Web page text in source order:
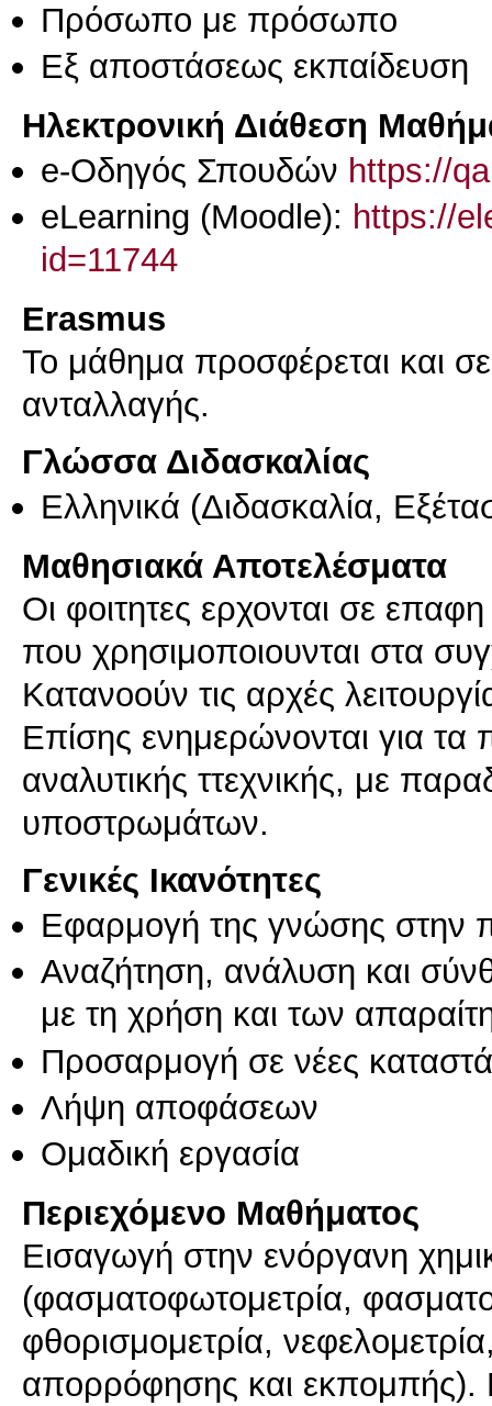
Πρόσωπο με πρόσωπο
Eξ απoστάσεως εκπαίδευση
Ηλεκτρονική Διάθεση
e-Οδηγός Σπουδών https://
eLearning (Moodle): https://
id=11744
Erasmus
Το μάθημα προσφέρεται και
ανταλλαγής.
Γλώσσα Διδασκαλίας
Ελληνικά (Διδασκαλία,
Μαθησιακά Αποτελέσματα
Οι φοιτητες ερχονται σε επαφη
που χρησιμοποιουνται στα
Κατανοούν τις αρχές
Επίσης ενημερώνονται για τα
αναλυτικής ττεχνικής, με
υποστρωμάτων.
Γενικές Ικανότητες
Εφαρμογή της γνώσης στην
Αναζήτηση, ανάλυση και
με τη χρήση και των
Προσαρμογή σε νέες
Λήψη αποφάσεων
Ομαδική εργασία
Περιεχόμενο Μαθήματος
Εισαγωγή στην ενόργανη
(φασματοφωτομετρία,
φθορισμομετρία,
απορρόφησης και εκπομπής).